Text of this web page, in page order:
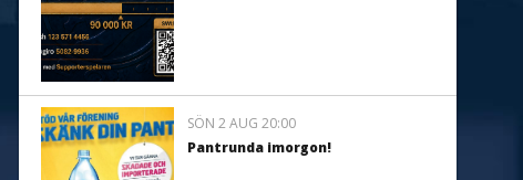
SÖN 2 AUG 20:00
Pantrunda imorgon!